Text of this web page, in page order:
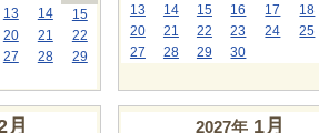
13 14
15
20 21
22
27 28
29
13
14 15 16 17
18
20
21 22 23 24
25
27
28 29 30
月 2027年 1月